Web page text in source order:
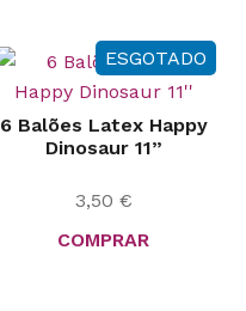
ESGOTADO
6 Balões Latex Happy
Dinosaur 11”
3,50 €
COMPRAR